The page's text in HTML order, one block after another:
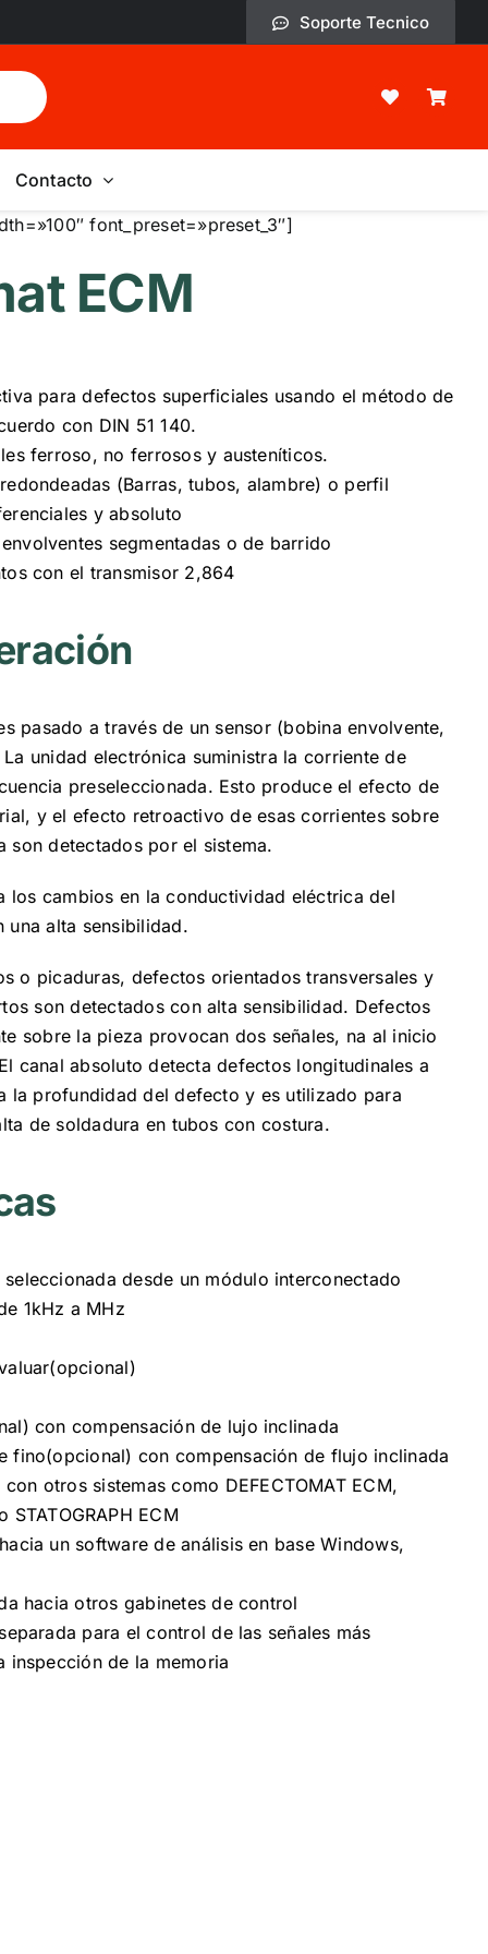
Soporte Tecnico
Contacto
font_preset=»preset_3″]
ECM
para defectos superficiales usando el método de
con DIN 51 140.
ferroso, no ferrosos y austeníticos.
(Barras, tubos, alambre) o perfil
y absoluto
segmentadas o de barrido
con el transmisor 2,864
pasado a través de un sensor (bobina envolvente,
unidad electrónica suministra la corriente de
preseleccionada. Esto produce el efecto de
y el efecto retroactivo de esas corrientes sobre
son detectados por el sistema.
los cambios en la conductividad eléctrica del
una alta sensibilidad.
o picaduras, defectos orientados transversales y
son detectados con alta sensibilidad. Defectos
sobre la pieza provocan dos señales, na al inicio
canal absoluto detecta defectos longitudinales a
la profundidad del defecto y es utilizado para
de soldadura en tubos con costura.
desde un módulo interconectado
1kHz a MHz
con compensación de lujo inclinada
fino(opcional) con compensación de flujo inclinada
otros sistemas como DEFECTOMAT ECM,
STATOGRAPH ECM
un software de análisis en base Windows,
hacia otros gabinetes de control
para el control de las señales más
inspección de la memoria